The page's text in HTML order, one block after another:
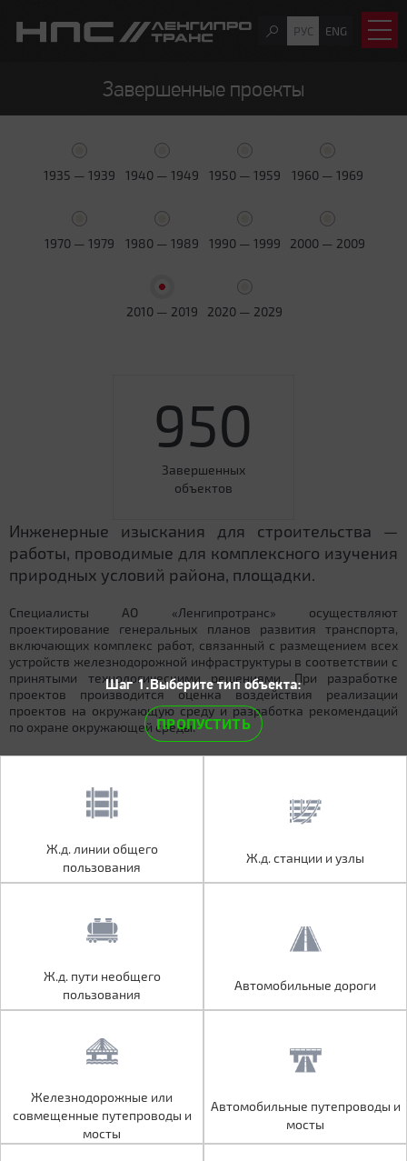
РУС ENG
Завершенные проекты
1935 — 1939 1940 — 1949 1950 — 1959 1960 — 1969
1970 — 1979 1980 — 1989 1990 — 1999 2000 — 2009
2010 — 2019 2020 — 2029
950
Завершенных
объектов
Инженерные изыскания для строительства —
работы, проводимые для комплексного изучения
природных условий района, площадки.
Специалисты АО «Ленгипротранс» осуществляют
проектирование генеральных планов развития транспорта,
включающих комплекс работ, связанный с размещением всех
устройств железнодорожной инфраструктуры в соответствии с
принятыми технологическими решениями. При разработке
проектов производится оценка воздействия реализации
проектов на окружающую среду и разработка рекомендаций
по охране окружающей среды.
Ж.д. линии общего
пользования
Ж.д. пути необщего
пользования
Автомобильные дороги
Железнодорожные или
совмещенные путепроводы и
мосты
Автомобильные путепроводы и
мосты
Шаг 1.Выберите тип объекта:
ПРОПУСТИТЬ
Ж.д. линии общего
пользования
Ж.д. станции и узлы
Ж.д. пути необщего
пользования
Автомобильные дороги
Железнодорожные или
совмещенные путепроводы и
мосты
Автомобильные путепроводы и
мосты